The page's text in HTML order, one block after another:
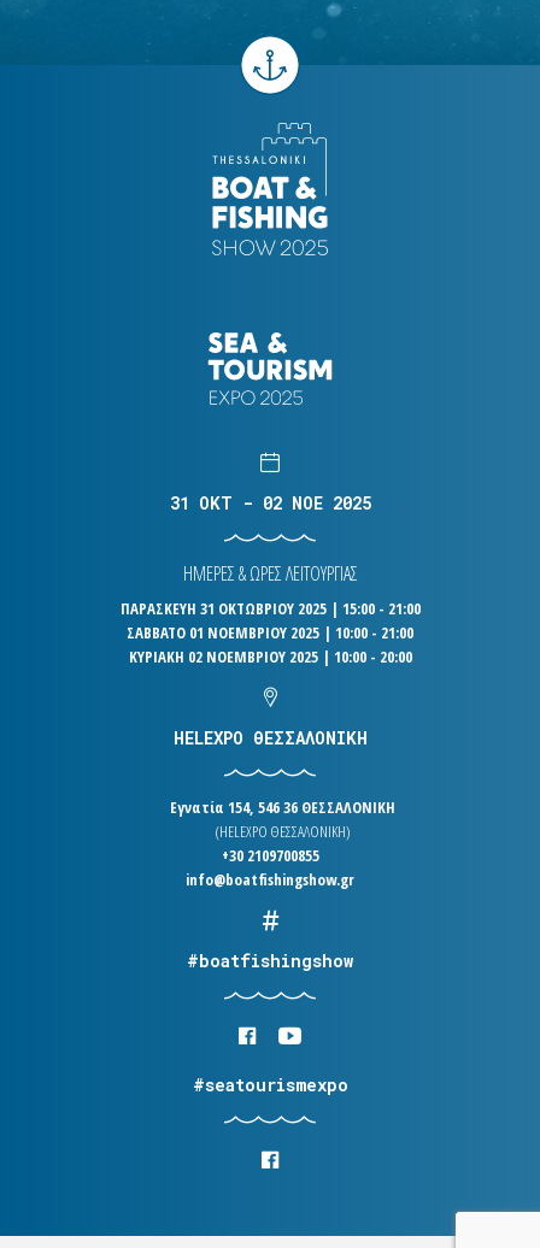
31 OKT - 02 NOE 2025
ΗΜΕΡΕΣ & ΩΡΕΣ ΛΕΙΤΟΥΡΓΙΑΣ
ΠΑΡΑΣΚΕΥΗ 31 ΟΚΤΩΒΡΙΟΥ 2025 | 15:00 - 21:00
ΣΑΒΒΑΤΟ 01 ΝΟΕΜΒΡΙΟΥ 2025 | 10:00 - 21:00
ΚΥΡΙΑΚΗ 02 ΝΟΕΜΒΡΙΟΥ 2025 | 10:00 - 20:00
HELEXPO ΘΕΣΣΑΛΟΝΙΚΗ
Εγνατία 154, 546 36 ΘΕΣΣΑΛΟΝΙΚΗ
(HELEXPO ΘΕΣΣΑΛΟΝΙΚΗ)
+30 2109700855
info@boatfishingshow.gr
#boatfishingshow
#seatourismexpo